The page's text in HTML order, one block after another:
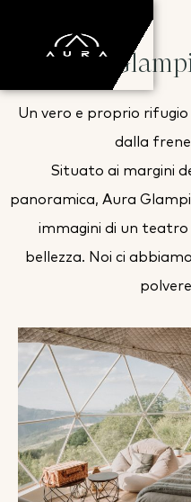
Aura
Un vero e proprio
dalla
Situato ai margini
panoramica, Aura
immagini di un
bellezza. Noi ci